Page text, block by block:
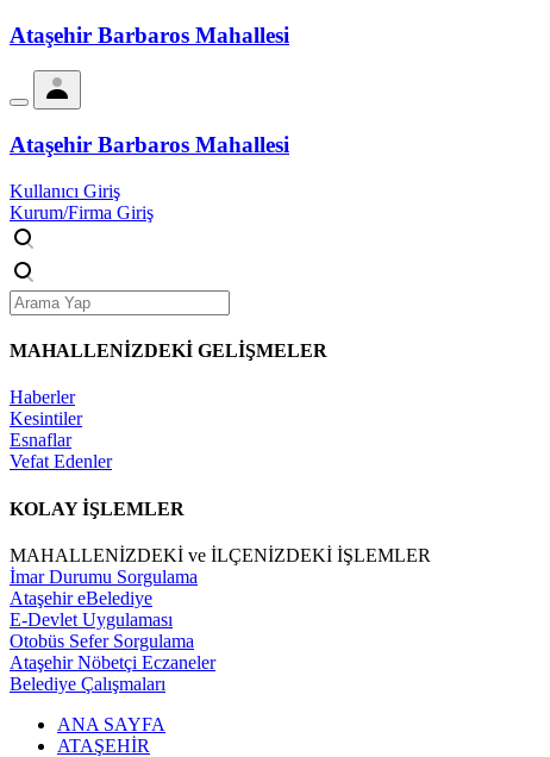
Ataşehir Barbaros Mahallesi
Ataşehir Barbaros Mahallesi
Kullanıcı Giriş
Kurum/Firma Giriş
MAHALLENİZDEKİ GELİŞMELER
Haberler
Kesintiler
Esnaflar
Vefat Edenler
KOLAY İŞLEMLER
MAHALLENİZDEKİ ve İLÇENİZDEKİ İŞLEMLER
İmar Durumu Sorgulama
Ataşehir eBelediye
E-Devlet Uygulaması
Otobüs Sefer Sorgulama
Ataşehir Nöbetçi Eczaneler
Belediye Çalışmaları
ANA SAYFA
ATAŞEHİR